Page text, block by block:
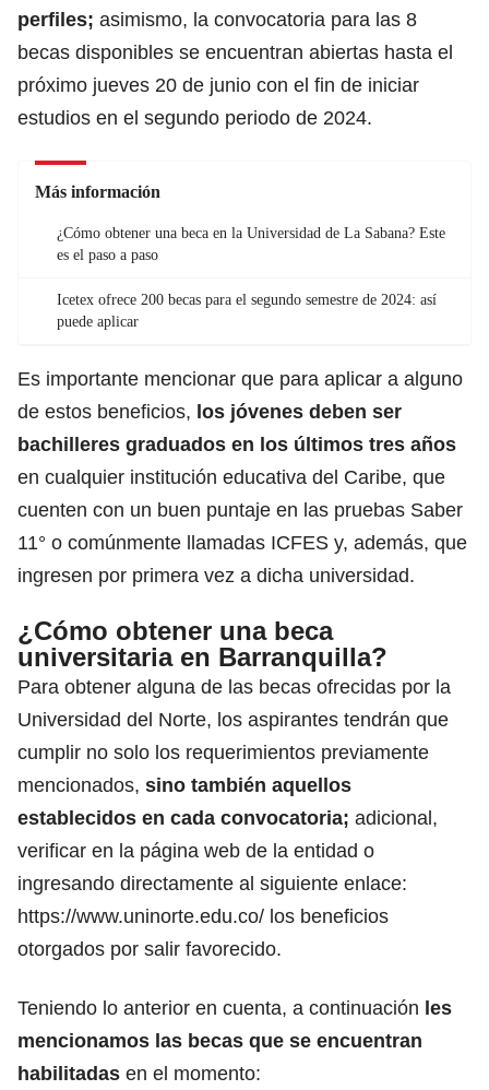
perfiles; asimismo, la convocatoria para las 8
becas disponibles se encuentran abiertas hasta el
próximo jueves 20 de junio con el fin de iniciar
estudios en el segundo periodo de 2024.
Más información
¿Cómo obtener una beca en la Universidad de La Sabana? Este
es el paso a paso
Icetex ofrece 200 becas para el segundo semestre de 2024: así
puede aplicar
Es importante mencionar que para aplicar a alguno
de estos beneficios, los jóvenes deben ser
bachilleres graduados en los últimos tres años
en cualquier institución educativa del Caribe, que
cuenten con un buen puntaje en las pruebas Saber
11° o comúnmente llamadas ICFES y, además, que
ingresen por primera vez a dicha universidad.
¿Cómo obtener una beca
universitaria en Barranquilla?
Para obtener alguna de las becas ofrecidas por la
Universidad del Norte, los aspirantes tendrán que
cumplir no solo los requerimientos previamente
mencionados, sino también aquellos
establecidos en cada convocatoria; adicional,
verificar en la página web de la entidad o
ingresando directamente al siguiente enlace:
https://www.uninorte.edu.co/ los beneficios
otorgados por salir favorecido.
Teniendo lo anterior en cuenta, a continuación les
mencionamos las becas que se encuentran
habilitadas en el momento: